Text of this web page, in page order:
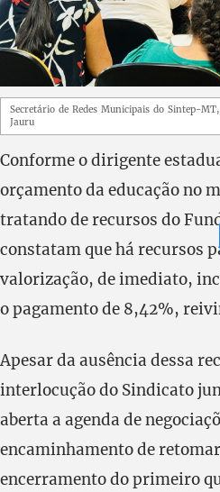
Secretário de Redes Municipais do Sintep-
Jauru
Conforme o dirigente
orçamento da educação no
tratando de recursos do
constatam que há recursos
valorização, de imediato,
o pagamento de 8,42%,
Apesar da ausência dessa
interlocução do Sindicato
aberta a agenda de
encaminhamento de
encerramento do primeiro